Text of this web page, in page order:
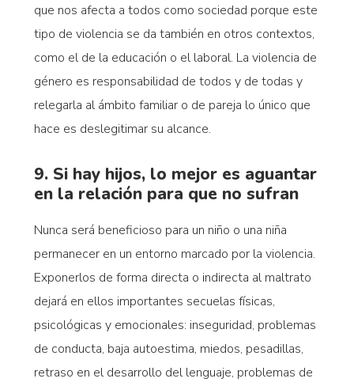
que nos afecta a todos como sociedad porque este
tipo de violencia se da también en otros contextos,
como el de la educación o el laboral. La violencia de
género es responsabilidad de todos y de todas y
relegarla al ámbito familiar o de pareja lo único que
hace es deslegitimar su alcance.
9. Si hay hijos, lo mejor es aguantar
en la relación para que no sufran
Nunca será beneficioso para un niño o una niña
permanecer en un entorno marcado por la violencia.
Exponerlos de forma directa o indirecta al maltrato
dejará en ellos importantes secuelas físicas,
psicológicas y emocionales: inseguridad, problemas
de conducta, baja autoestima, miedos, pesadillas,
retraso en el desarrollo del lenguaje, problemas de